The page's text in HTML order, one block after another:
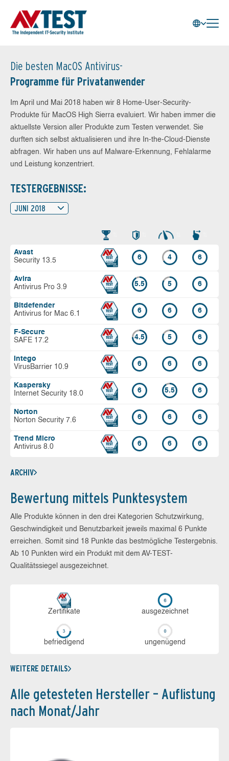
Die besten MacOS Antivirus-
Programme für Privatanwender
Im April und Mai 2018 haben wir 8 Home-User-Security-
Produkte für MacOS High Sierra evaluiert. Wir haben immer die
aktuellste Version aller Produkte zum Testen verwendet. Sie
durften sich selbst aktualisieren und ihre In-the-Cloud-Dienste
abfragen. Wir haben uns auf Malware-Erkennung, Fehlalarme
und Leistung konzentriert.
TESTERGEBNISSE:
JUNI 2018
Avast
Security 13.5
6 4 6
Avira
Antivirus Pro 3.9
5.5 5 6
Bitdefender
Antivirus for Mac 6.1
6 6 6
F-Secure
SAFE 17.2
4.5 5 6
Intego
VirusBarrier 10.9
6 6 6
Kaspersky
Internet Security 18.0
6 5.5 6
Norton
Norton Security 7.6
6 6 6
Trend Micro
Antivirus 8.0
6 6 6
ARCHIV
Bewertung mittels Punktesystem
Alle Produkte können in den drei Kategorien Schutzwirkung,
Geschwindigkeit und Benutzbarkeit jeweils maximal 6 Punkte
erreichen. Somit sind 18 Punkte das bestmögliche Testergebnis.
Ab 10 Punkten wird ein Produkt mit dem AV-TEST-
Qualitätssiegel ausgezeichnet.
Zerti­fikate aus­ge­zeich­net
be­frie­di­gend un­ge­nü­gend
WEITERE DETAILS
Alle getesteten Hersteller – Auflistung
nach Monat/Jahr